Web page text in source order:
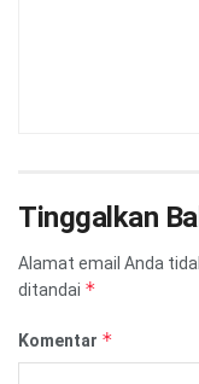
Tinggalkan
Alamat email Anda
ditandai *
Komentar *